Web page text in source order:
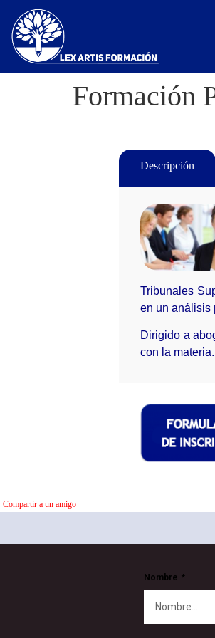
Formación
Descripción
Tribunales
en un análisis
Dirigido a
con la materia.
Compartir a un amigo
Nombre